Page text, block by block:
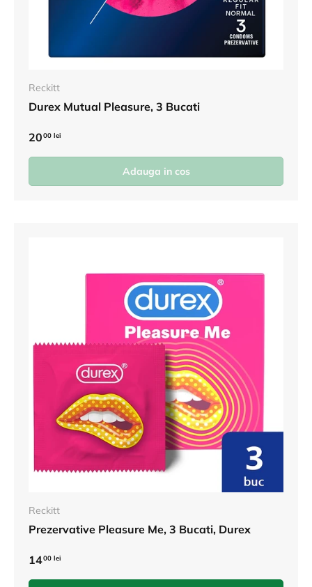
Reckitt
Durex Mutual Pleasure, 3 Bucati
2000 lei
Adauga in cos
Reckitt
Prezervative Pleasure Me, 3 Bucati, Durex
1400 lei